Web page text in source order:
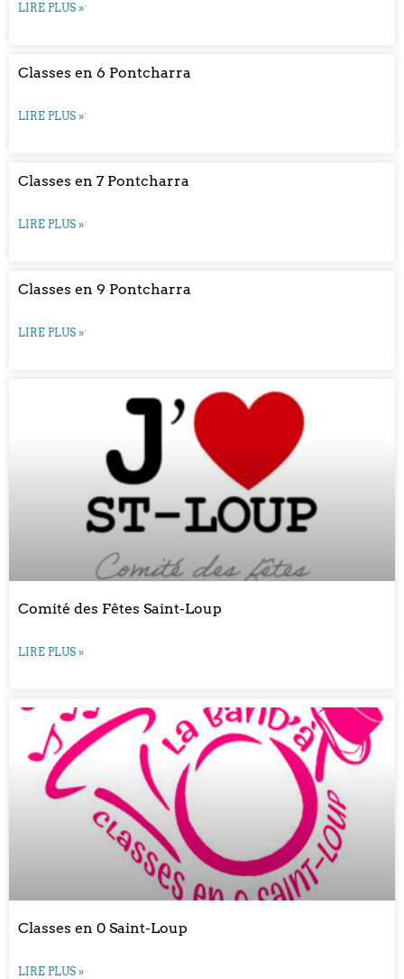
LIRE PLUS »
Classes en 6 Pontcharra
LIRE PLUS »
Classes en 7 Pontcharra
LIRE PLUS »
Classes en 9 Pontcharra
LIRE PLUS »
Comité des Fêtes Saint-Loup
LIRE PLUS »
Classes en 0 Saint-Loup
LIRE PLUS »